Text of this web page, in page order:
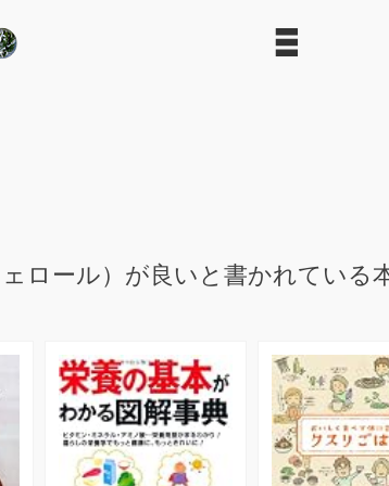
ロール）が良いと書かれている